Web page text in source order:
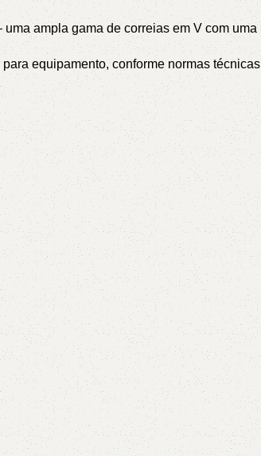
ampla gama de correias em V com
equipamento, conforme normas